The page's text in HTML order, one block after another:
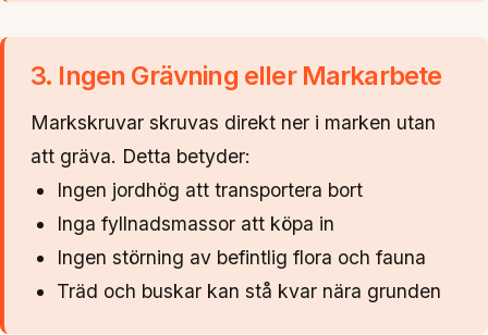
3. Ingen Grävning eller Markarbete
Markskruvar skruvas direkt ner i marken utan
att gräva. Detta betyder:
Ingen jordhög att transportera bort
Inga fyllnadsmassor att köpa in
Ingen störning av befintlig flora och fauna
Träd och buskar kan stå kvar nära grunden